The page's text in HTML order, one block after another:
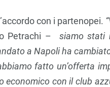
con i partenopei.
Petrachi – siamo stati
a Napoli ha
fatto un’offerta
economico con il club